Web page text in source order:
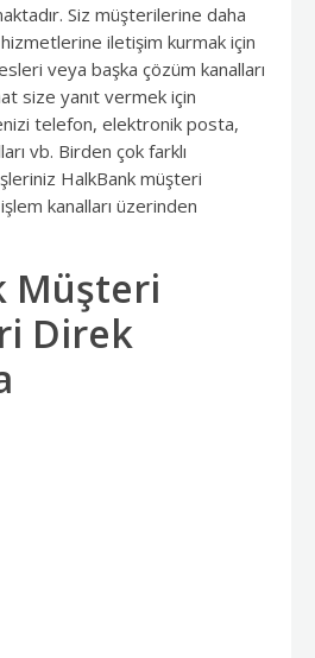
Siz müşterilerine daha
hizmetlerine iletişim kurmak için
veya başka çözüm kanalları
size yanıt vermek için
telefon, elektronik posta,
vb. Birden çok farklı
HalkBank müşteri
kanalları üzerinden
Müşteri
Direk